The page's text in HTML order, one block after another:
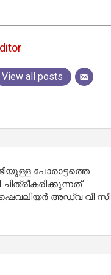
View all posts
പോരാട്ടത്തെ
ചിത്രീകരിക്കുന്നത്
ഷെവലിയര്‍ അഡ്വ വി സി